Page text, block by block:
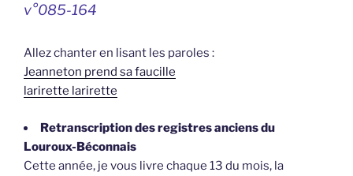
v°085-164
Allez chanter en lisant les paroles :
Jeanneton prend sa faucille
larirette larirette
Retranscription des registres anciens du
Louroux-Béconnais
Cette année, je vous livre chaque 13 du mois, la